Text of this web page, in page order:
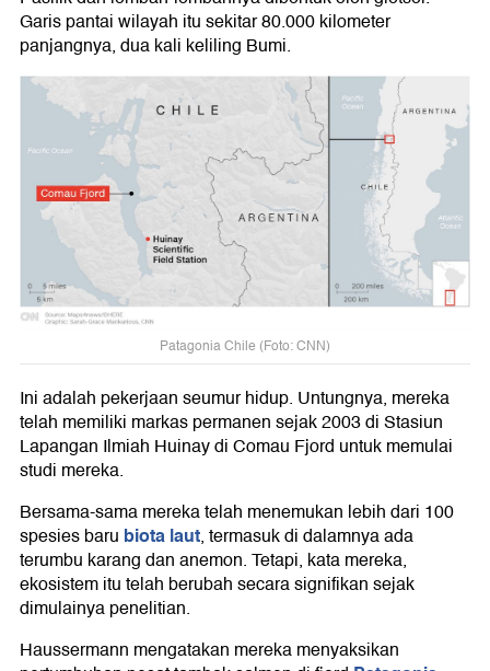
Garis pantai wilayah itu sekitar 80.000 kilometer
panjangnya, dua kali keliling Bumi.
Patagonia Chile (Foto: CNN)
Ini adalah pekerjaan seumur hidup. Untungnya, mereka
telah memiliki markas permanen sejak 2003 di Stasiun
Lapangan Ilmiah Huinay di Comau Fjord untuk memulai
studi mereka.
Bersama-sama mereka telah menemukan lebih dari 100
spesies baru biota laut, termasuk di dalamnya ada
terumbu karang dan anemon. Tetapi, kata mereka,
ekosistem itu telah berubah secara signifikan sejak
dimulainya penelitian.
Haussermann mengatakan mereka menyaksikan